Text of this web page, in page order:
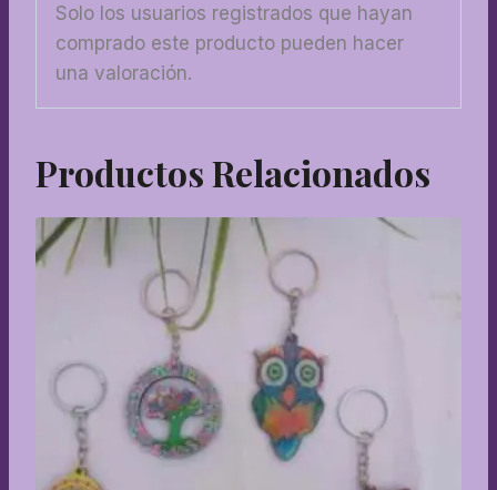
Solo los usuarios registrados que hayan
comprado este producto pueden hacer
una valoración.
Productos Relacionados